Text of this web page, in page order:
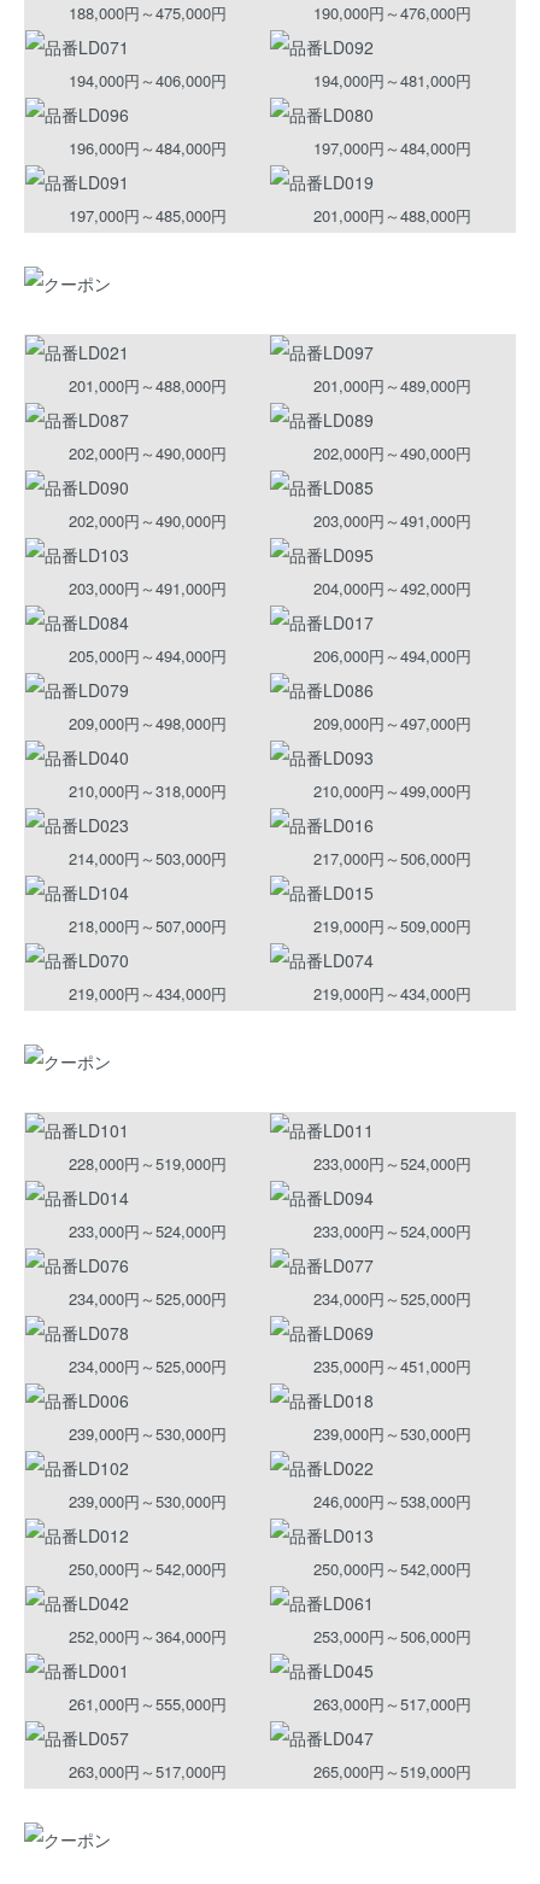
188,000円～475,000円 190,000円～476,000円
194,000円～406,000円 194,000円～481,000円
196,000円～484,000円 197,000円～484,000円
197,000円～485,000円 201,000円～488,000円
201,000円～488,000円 201,000円～489,000円
202,000円～490,000円 202,000円～490,000円
202,000円～490,000円 203,000円～491,000円
203,000円～491,000円 204,000円～492,000円
205,000円～494,000円 206,000円～494,000円
209,000円～498,000円 209,000円～497,000円
210,000円～318,000円 210,000円～499,000円
214,000円～503,000円 217,000円～506,000円
218,000円～507,000円 219,000円～509,000円
219,000円～434,000円 219,000円～434,000円
228,000円～519,000円 233,000円～524,000円
233,000円～524,000円 233,000円～524,000円
234,000円～525,000円 234,000円～525,000円
234,000円～525,000円 235,000円～451,000円
239,000円～530,000円 239,000円～530,000円
239,000円～530,000円 246,000円～538,000円
250,000円～542,000円 250,000円～542,000円
252,000円～364,000円 253,000円～506,000円
261,000円～555,000円 263,000円～517,000円
263,000円～517,000円 265,000円～519,000円